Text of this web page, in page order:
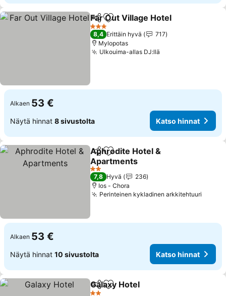
Jaa Lisää suosikkeihin
Far Out Village Hotel
3 Tähtiluokitus
8,4 Erittäin hyvä
717
Mylopotas
Ulkouima-allas DJ:llä
Alkaen 53 €
Näytä hinnat 8 sivustolta Katso hinnat
Jaa Lisää suosikkeihin
Aphrodite Hotel &
Apartments
Katso hinnat
2 Tähtiluokitus
7,8 Hyvä
236
Ios - Chora
Perinteinen kykladinen arkkitehtuuri
Alkaen 53 €
Näytä hinnat 10 sivustolta Katso hinnat
Jaa Lisää suosikkeihin
Galaxy Hotel